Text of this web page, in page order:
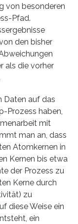
von besonderen
Pfad.
den bisher
als die vorher
Daten auf das
Prozess haben,
mit
man an, dass
Atomkernen in
Kernen bis etwa
der Prozess zu
Kerne durch
zu
diese Weise ein
ein